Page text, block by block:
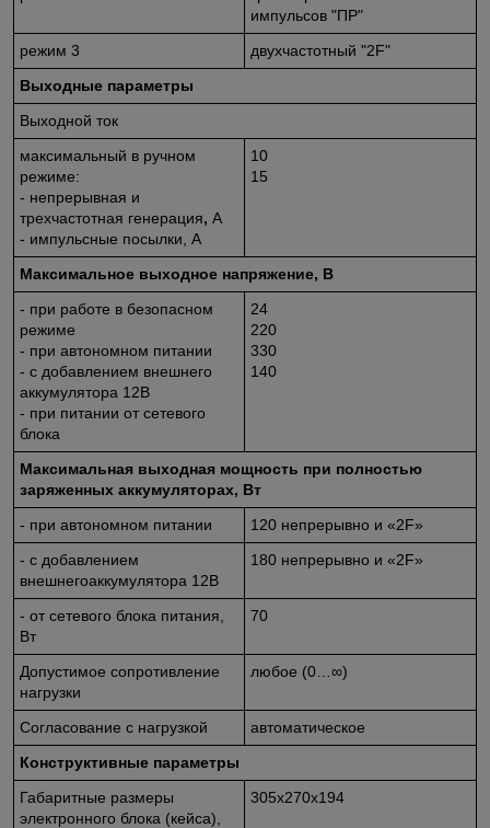
импульсов "ПР"
режим 3
двухчастотный "2F"
Выходные параметры
Выходной ток
максимальный в ручном
режиме:
- непрерывная и
трехчастотная генерация, А
- импульсные посылки, А
10
15
Максимальное выходное напряжение, В
- при работе в безопасном
режиме
- при автономном питании
- с добавлением внешнего
аккумулятора 12В
- при питании от сетевого
блока
24
220
330
140
Максимальная выходная мощность при полностью
заряженных аккумуляторах, Вт
- при автономном питании
120 непрерывно и «2F»
- с добавлением
внешнегоаккумулятора 12В
180 непрерывно и «2F»
- от сетевого блока питания,
Вт
70
Допустимое сопротивление
нагрузки
любое (0…∞)
Согласование с нагрузкой
автоматическое
Конструктивные параметры
Габаритные размеры
электронного блока (кейса),
305х270х194